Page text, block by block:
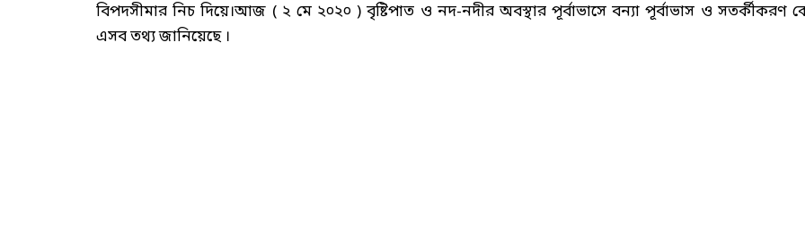
বিপদসীমার নিচ দিয়ে।আজ ( ২ মে ২০২০ ) বৃষ্টিপাত ও নদ-নদীর অবস্থার পূর্বাভাসে বন্যা পূর্বাভাস ও সতর্কীকরণ
এসব তথ্য জানিয়েছে ।